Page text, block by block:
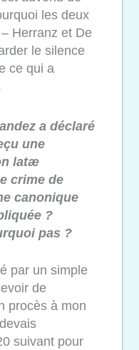
les deux
Herranz et De
le silence
ce qui a
a déclaré
une
latæ
crime de
canonique
?
pas ?
par un simple
de
procès à mon
suivant pour